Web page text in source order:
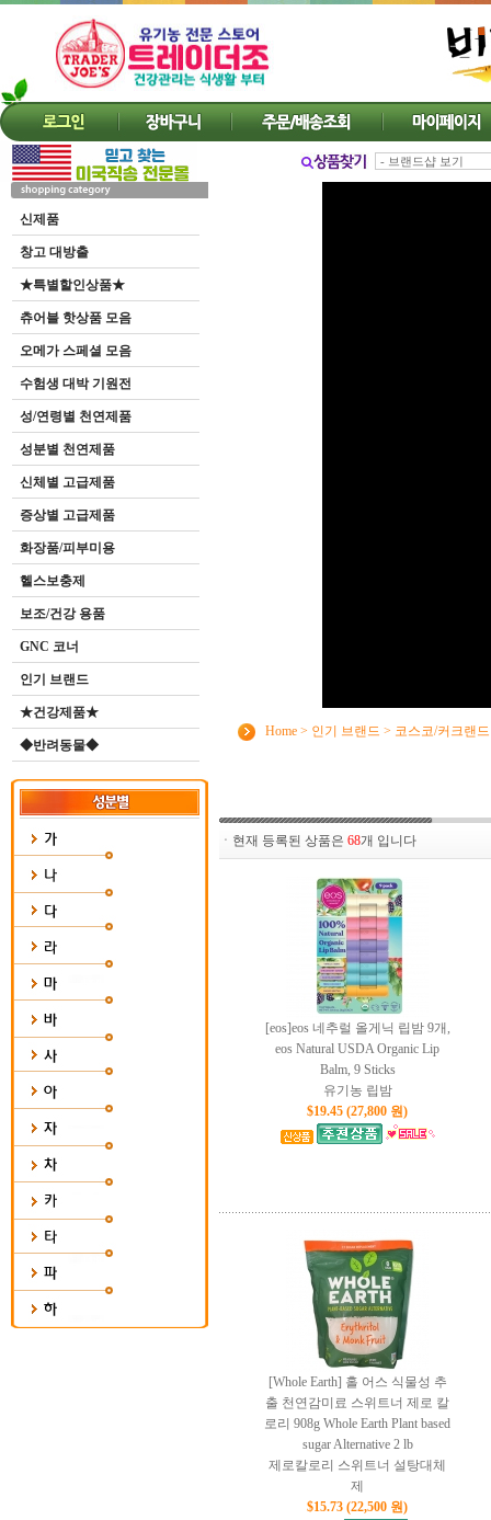
신제품
창고 대방출
★특별할인상품★
츄어블 핫상품 모음
오메가 스페셜 모음
수험생 대박 기원전
성/연령별 천연제품
성분별 천연제품
신체별 고급제품
증상별 고급제품
화장품/피부미용
헬스보충제
보조/건강 용품
GNC 코너
인기 브랜드
★건강제품★
◆반려동물◆
Home > 인기 브랜드 > 코스코/커크랜드
ㆍ현재 등록된 상품은 68개 입니다
[eos]eos 네추럴 올게닉 립밤 9개,
eos Natural USDA Organic Lip
Balm, 9 Sticks
유기농 립밤
$19.45 (27,800 원)
[Whole Earth] 홀 어스 식물성 추
출 천연감미료 스위트너 제로 칼
로리 908g Whole Earth Plant based
sugar Alternative 2 lb
제로칼로리 스위트너 설탕대체
제
$15.73 (22,500 원)